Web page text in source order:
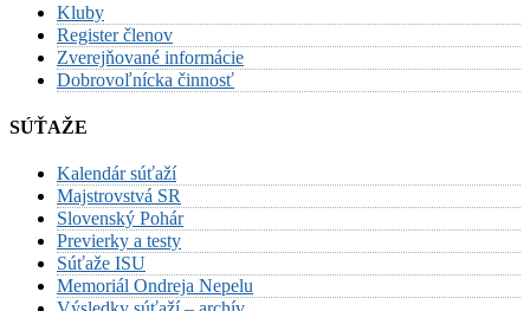
Kluby
Register členov
Zverejňované informácie
Dobrovoľnícka činnosť
SÚŤAŽE
Kalendár súťaží
Majstrovstvá SR
Slovenský Pohár
Previerky a testy
Súťaže ISU
Memoriál Ondreja Nepelu